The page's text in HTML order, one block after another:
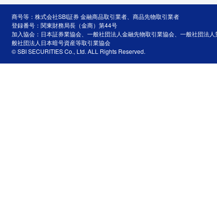
商号等：株式会社SBI証券 金融商品取引業者、商品先物取引業者
登録番号：関東財務局長（金商）第44号
加入協会：日本証券業協会、一般社団法人金融先物取引業協会、一般社団法
般社団法人日本暗号資産等取引業協会
© SBI SECURITIES Co., Ltd. ALL Rights Reserved.